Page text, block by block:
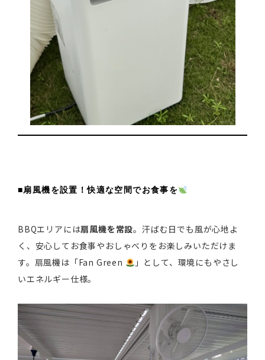
■扇風機を設置！快適な空間でお食事を
BBQエリアには扇風機を常設。汗ばむ日でも風が心地よ
く、安心してお食事やおしゃべりをお楽しみいただけま
す。扇風機は「Fan Green
」として、環境にもやさし
いエネルギー仕様。